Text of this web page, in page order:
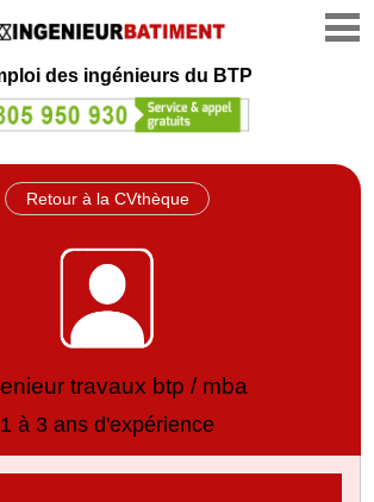
des ingénieurs du BTP
Retour à la CVthèque
travaux btp / mba
1 à 3 ans d'expérience